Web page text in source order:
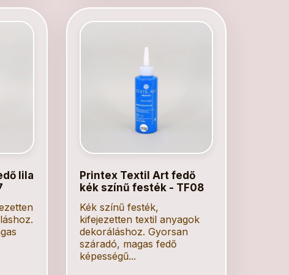
lila
Printex Textil Art fedő
kék színű festék - TF08
Kék színű festék,
kifejezetten textil anyagok
dekoráláshoz. Gyorsan
száradó, magas fedő
képességű...